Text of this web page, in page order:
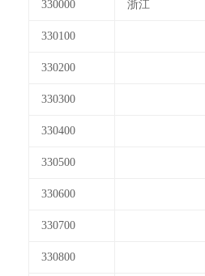
330000 浙江
330100
330200
330300
330400
330500
330600
330700
330800